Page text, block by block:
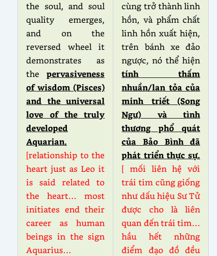
the soul, and soul
quality emerges,
and on the
reversed wheel it
demonstrates as
thepervasiveness
of wisdom (Pisces)
and the universal
love of the truly
developed
Aquarian.
[relationship to the
heart just as Leo it
is said related to
the heart… most
initiates end their
career as human
beings in the sign
Aquarius…
cùng trở thành linh
hồn, và phẩm chất
linh hồn xuất hiện,
trên bánh xe đảo
ngược, nó thể hiện
tính thấm
nhuần/lan tỏa của
minh triết (Song
Ngư) và tình
thương phổ quát
của Bảo Bình đã
phát triển thực sự.
[ mối liên hệ với
trái tim cũng giống
như dấu hiệu Sư Tử
được cho là liên
quan đến trái tim…
hầu hết những
điểm đạo đồ đều